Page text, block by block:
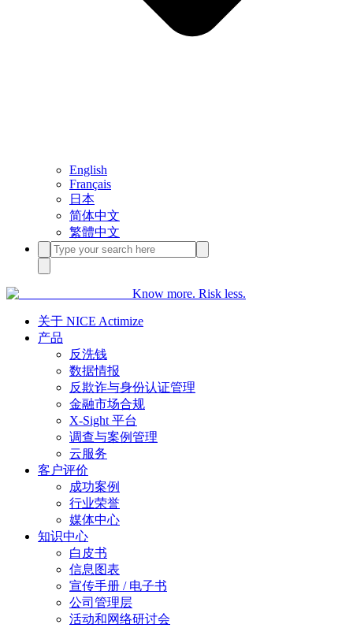
English
Français
日本
简体中文
繁體中文
Know more. Risk less.
关于 NICE Actimize
产品
反洗钱
数据情报
反欺诈与身份认证管理
金融市场合规
X-Sight 平台
调查与案例管理
云服务
客户评价
成功案例
行业荣誉
媒体中心
知识中心
白皮书
信息图表
宣传手册 / 电子书
公司管理层
活动和网络研讨会